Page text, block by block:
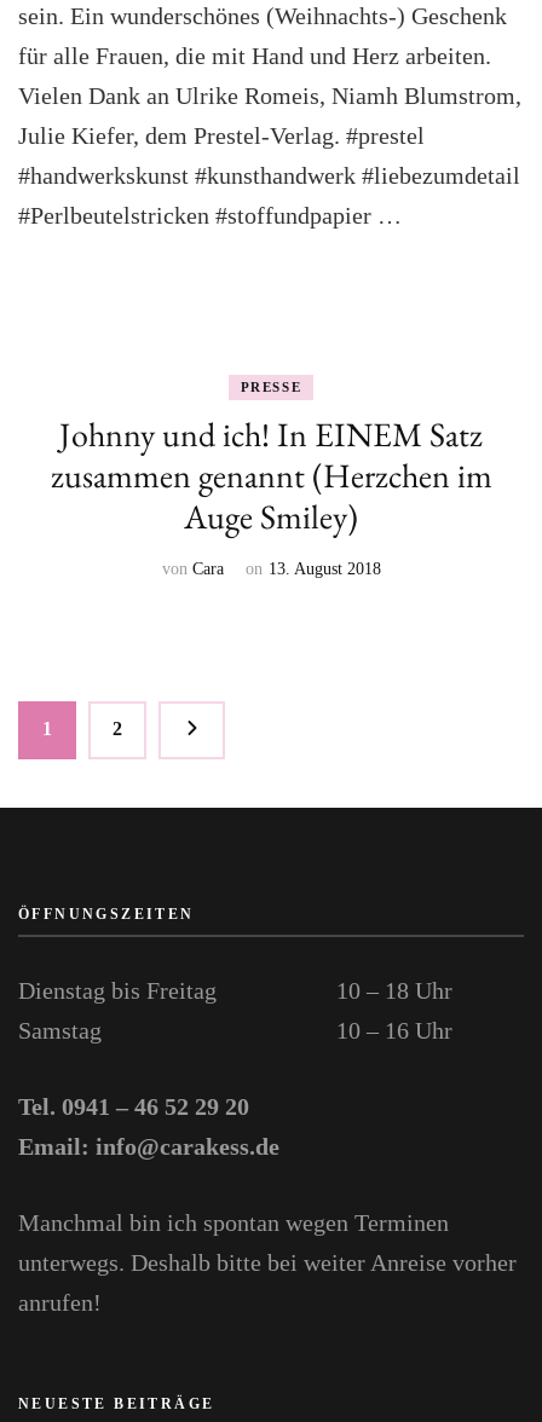
sein. Ein wunderschönes (Weihnachts-) Geschenk
für alle Frauen, die mit Hand und Herz arbeiten.
Vielen Dank an Ulrike Romeis, Niamh Blumstrom,
Julie Kiefer, dem Prestel-Verlag. #prestel
#handwerkskunst #kunsthandwerk #liebezumdetail
#Perlbeutelstricken #stoffundpapier …
PRESSE
Johnny und ich! In EINEM Satz
zusammen genannt (Herzchen im
Auge Smiley)
von Cara on 13. August 2018
Seitennummerierung
der
Beiträge
Seite
1 Seite
2
ÖFFNUNGSZEITEN
Dienstag bis Freitag
10 – 18 Uhr
Samstag
10 – 16 Uhr
Tel. 0941 – 46 52 29 20
Email: info@carakess.de
Manchmal bin ich spontan wegen Terminen
unterwegs. Deshalb bitte bei weiter Anreise vorher
anrufen!
NEUESTE BEITRÄGE